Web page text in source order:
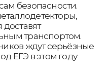
безопасности.
транспортом.
ждут серьёзные
ЕГЭ в этом году